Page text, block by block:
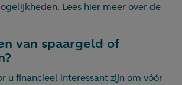
Lees hier meer over de
van spaargeld of
u financieel interessant zijn om vóór